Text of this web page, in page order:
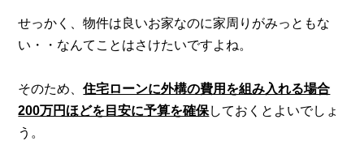
せっかく、物件は良いお家なのに家周りがみっともな
い・・ なんてことはさけたいですよね。
そのため、住宅ローンに外構の費用を組み入れる場合
200万円ほどを目安に予算を確保しておくとよいでしょ
う。